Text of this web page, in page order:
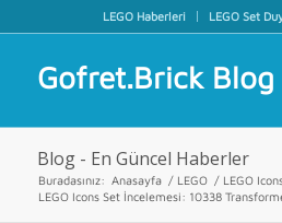
LEGO Haberleri LEGO Set
Gofret.Brick Blog
Blog - En Güncel Haberler
Buradasınız: Anasayfa / LEGO / LEGO
LEGO Icons Set İncelemesi: 10338